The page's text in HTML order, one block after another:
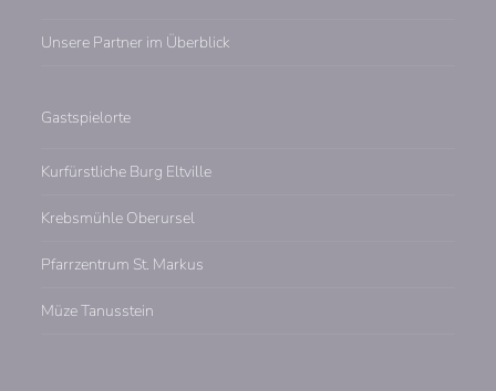
Unsere Partner im Überblick
Gastspielorte
Kurfürstliche Burg Eltville
Krebsmühle Oberursel
Pfarrzentrum St. Markus
Müze Tanusstein